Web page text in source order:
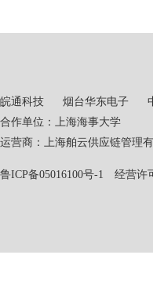
皖通科技 烟台华东电子
合作单位：上海海事大学
运营商：上海舶云供应链
鲁ICP备05016100号-1 经营许